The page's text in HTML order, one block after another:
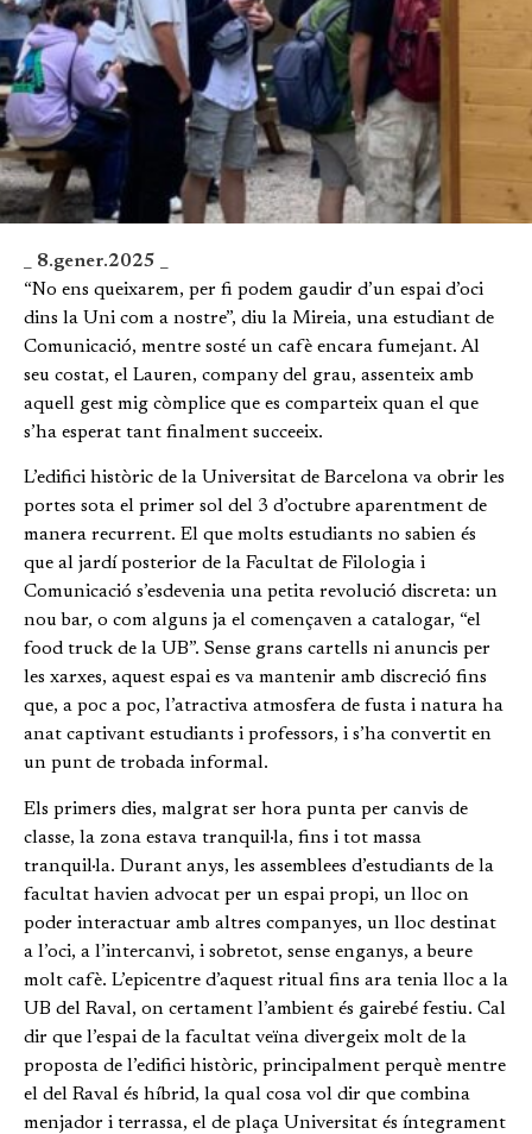
_ 8.gener.2025 _
“No ens queixarem, per fi podem gaudir d’un espai d’oci
dins la Uni com a nostre”, diu la Mireia, una estudiant de
Comunicació, mentre sosté un cafè encara fumejant. Al
seu costat, el Lauren, company del grau, assenteix amb
aquell gest mig còmplice que es comparteix quan el que
s’ha esperat tant finalment succeeix.
L’edifici històric de la Universitat de Barcelona va obrir les
portes sota el primer sol del 3 d’octubre aparentment de
manera recurrent. El que molts estudiants no sabien és
que al jardí posterior de la Facultat de Filologia i
Comunicació s’esdevenia una petita revolució discreta: un
nou bar, o com alguns ja el començaven a catalogar, “el
food truck de la UB”. Sense grans cartells ni anuncis per
les xarxes, aquest espai es va mantenir amb discreció fins
que, a poc a poc, l’atractiva atmosfera de fusta i natura ha
anat captivant estudiants i professors, i s’ha convertit en
un punt de trobada informal.
Els primers dies, malgrat ser hora punta per canvis de
classe, la zona estava tranquil·la, fins i tot massa
tranquil·la. Durant anys, les assemblees d’estudiants de la
facultat havien advocat per un espai propi, un lloc on
poder interactuar amb altres companyes, un lloc destinat
a l’oci, a l’intercanvi, i sobretot, sense enganys, a beure
molt cafè. L’epicentre d’aquest ritual fins ara tenia lloc a la
UB del Raval, on certament l’ambient és gairebé festiu. Cal
dir que l’espai de la facultat veïna divergeix molt de la
proposta de l’edifici històric, principalment perquè mentre
el del Raval és híbrid, la qual cosa vol dir que combina
menjador i terrassa, el de plaça Universitat és íntegrament